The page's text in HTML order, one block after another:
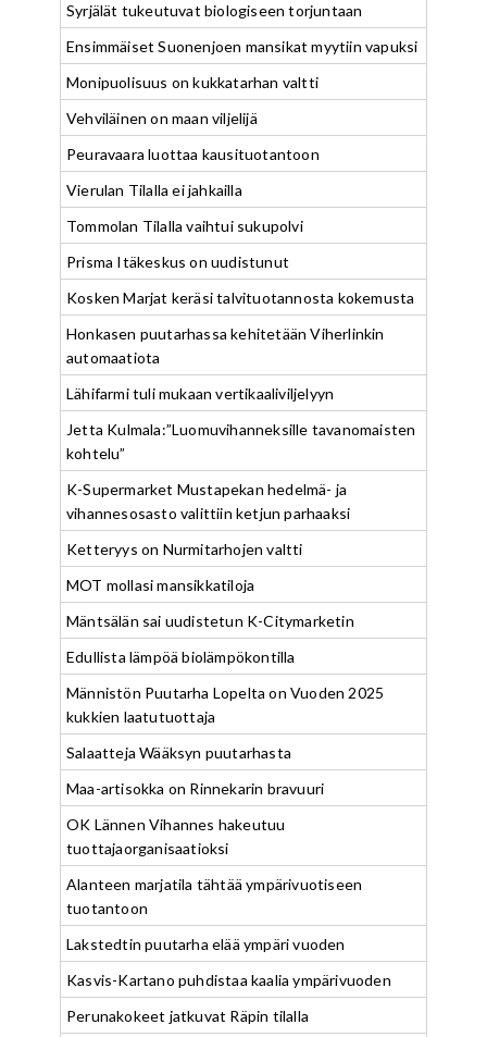
Syrjälät tukeutuvat biologiseen torjuntaan
Ensimmäiset Suonenjoen mansikat myytiin vapuksi
Monipuolisuus on kukkatarhan valtti
Vehviläinen on maan viljelijä
Peuravaara luottaa kausituotantoon
Vierulan Tilalla ei jahkailla
Tommolan Tilalla vaihtui sukupolvi
Prisma Itäkeskus on uudistunut
Kosken Marjat keräsi talvituotannosta kokemusta
Honkasen puutarhassa kehitetään Viherlinkin
automaatiota
Lähifarmi tuli mukaan vertikaaliviljelyyn
Jetta Kulmala:”Luomuvihanneksille tavanomaisten
kohtelu”
K-Supermarket Mustapekan hedelmä- ja
vihannesosasto valittiin ketjun parhaaksi
Ketteryys on Nurmitarhojen valtti
MOT mollasi mansikkatiloja
Mäntsälän sai uudistetun K-Citymarketin
Edullista lämpöä biolämpökontilla
Männistön Puutarha Lopelta on Vuoden 2025
kukkien laatutuottaja
Salaatteja Wääksyn puutarhasta
Maa-artisokka on Rinnekarin bravuuri
OK Lännen Vihannes hakeutuu
tuottajaorganisaatioksi
Alanteen marjatila tähtää ympärivuotiseen
tuotantoon
Lakstedtin puutarha elää ympäri vuoden
Kasvis-Kartano puhdistaa kaalia ympärivuoden
Perunakokeet jatkuvat Räpin tilalla